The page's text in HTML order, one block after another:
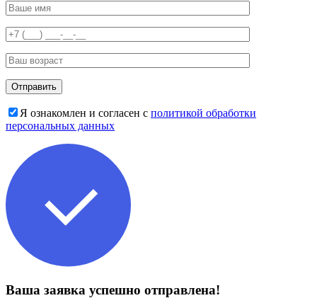
Я ознакомлен и согласен с политикой обработки
персональных данных
Ваша заявка успешно отправлена!